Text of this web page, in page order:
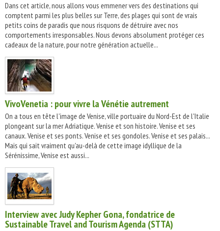
Dans cet article, nous allons vous emmener vers des destinations qui
comptent parmi les plus belles sur Terre, des plages qui sont de vrais
petits coins de paradis que nous risquons de détruire avec nos
comportements irresponsables. Nous devons absolument protéger ces
cadeaux de la nature, pour notre génération actuelle...
VivoVenetia : pour vivre la Vénétie autrement
On a tous en tête l'image de Venise, ville portuaire du Nord-Est de l'Italie
plongeant sur la mer Adriatique. Venise et son histoire. Venise et ses
canaux. Venise et ses ponts. Venise et ses gondoles. Venise et ses palais...
Mais qui sait vraiment qu'au-delà de cette image idyllique de la
Sérénissime, Venise est aussi...
Interview avec Judy Kepher Gona, fondatrice de
Sustainable Travel and Tourism Agenda (STTA)